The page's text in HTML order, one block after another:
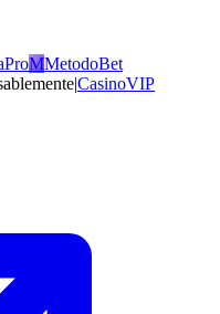
MMetodoBet
|CasinoVIP